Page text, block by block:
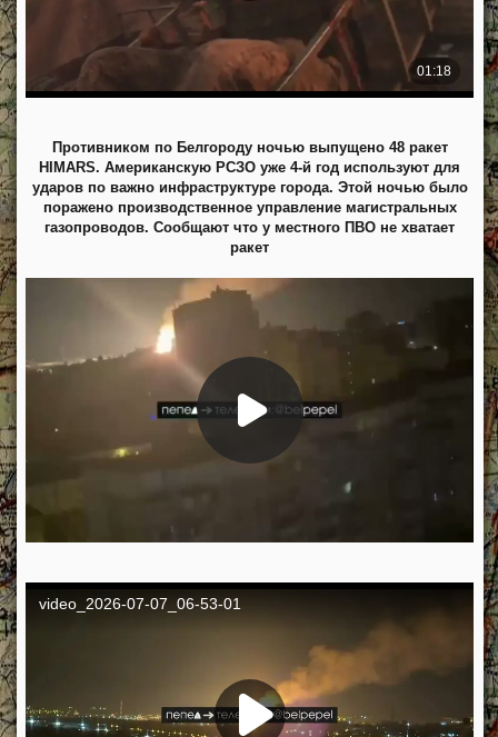
Противником по Белгороду ночью выпущено 48 ракет
HIMARS. Американскую РСЗО уже 4-й год используют для
ударов по важно инфраструктуре города. Этой ночью было
поражено производственное управление магистральных
газопроводов. Сообщают что у местного ПВО не хватает
ракет